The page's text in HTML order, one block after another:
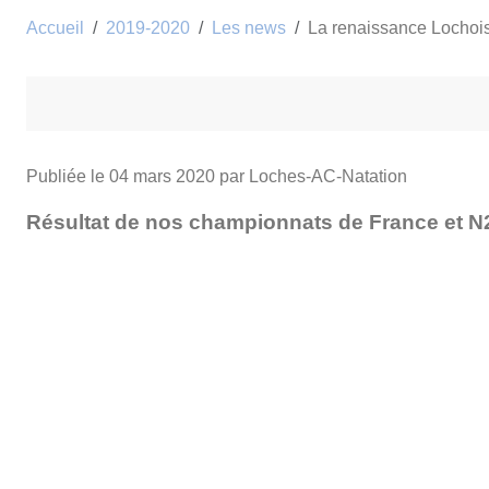
Accueil 2019-2020 Les news La renaissance
Publiée le 04 mars 2020 par Loches-AC-Natation
Résultat de nos championnats de France et